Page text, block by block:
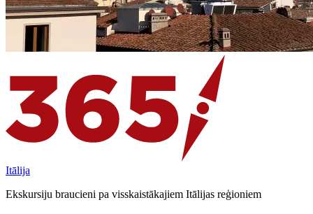
Itālija
Ekskursiju braucieni pa visskaistākajiem Itālijas reģioniem